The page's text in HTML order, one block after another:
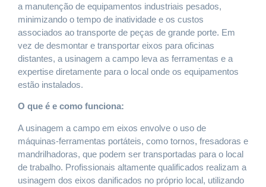
a manutenção de equipamentos industriais pesados,
minimizando o tempo de inatividade e os custos
associados ao transporte de peças de grande porte. Em
vez de desmontar e transportar eixos para oficinas
distantes, a usinagem a campo leva as ferramentas e a
expertise diretamente para o local onde os equipamentos
estão instalados.
O que é e como funciona:
A usinagem a campo em eixos envolve o uso de
máquinas-ferramentas portáteis, como tornos, fresadoras e
mandrilhadoras, que podem ser transportadas para o local
de trabalho. Profissionais altamente qualificados realizam a
usinagem dos eixos danificados no próprio local, utilizando